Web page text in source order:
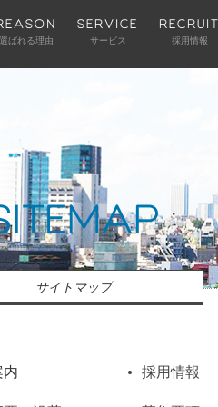
選ばれる理由
SERVICE
サービス
RECRUIT
採用情報
サイトマップ
内 採用情報